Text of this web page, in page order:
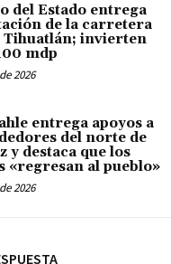
del Estado entrega
de la carretera
Tihuatlán; invierten
mdp
2026
entrega apoyos a
del norte de
y destaca que los
«regresan al pueblo»
2026